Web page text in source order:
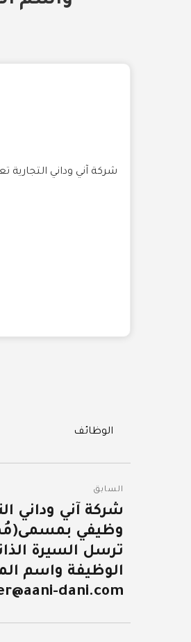
شركة آني وداني
Categories
الوظائف
المقالات
السابق
المقالة
السابقة:
شركة آني وداني
وظيفي
ترسل السيرة
الوظيفة واسم
dani.com